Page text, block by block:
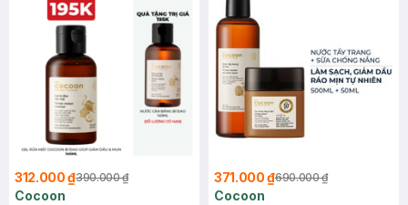
312.000 ₫390.000 ₫
Cocoon
371.000 ₫690.000 ₫
Cocoon